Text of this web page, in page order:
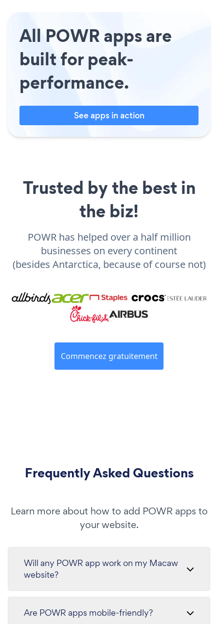
All POWR apps are
built for peak-
performance.
See apps in action
Trusted by the best in
the biz!
POWR has helped over a half million
businesses on every continent
(besides Antarctica, because of course not)
Commencez gratuitement
Frequently Asked Questions
Learn more about how to add POWR apps to
your website.
Will any POWR app work on my Macaw
website?
Are POWR apps mobile-friendly?